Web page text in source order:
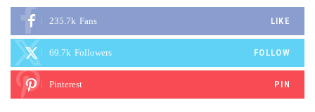
235.7k Fans LIKE
69.7k Followers FOLLOW
Pinterest PIN